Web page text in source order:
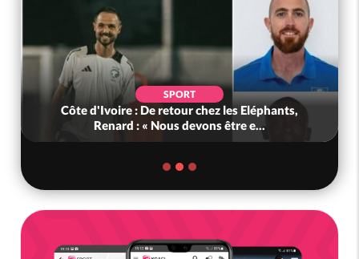
SPORT
Côte d'Ivoire : De retour chez les Eléphants,
Renard : « Nous devons être e...